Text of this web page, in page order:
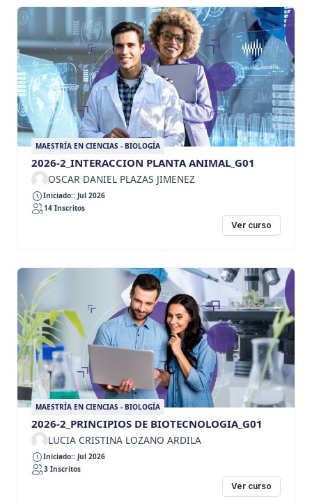
MAESTRÍA EN CIENCIAS - BIOLOGÍA
2026-2_INTERACCION PLANTA ANIMAL_G01
OSCAR DANIEL PLAZAS JIMENEZ
Iniciado:: Jul 2026
14 Inscritos
Ver curso
MAESTRÍA EN CIENCIAS - BIOLOGÍA
2026-2_PRINCIPIOS DE BIOTECNOLOGIA_G01
LUCIA CRISTINA LOZANO ARDILA
Iniciado:: Jul 2026
3 Inscritos
Ver curso